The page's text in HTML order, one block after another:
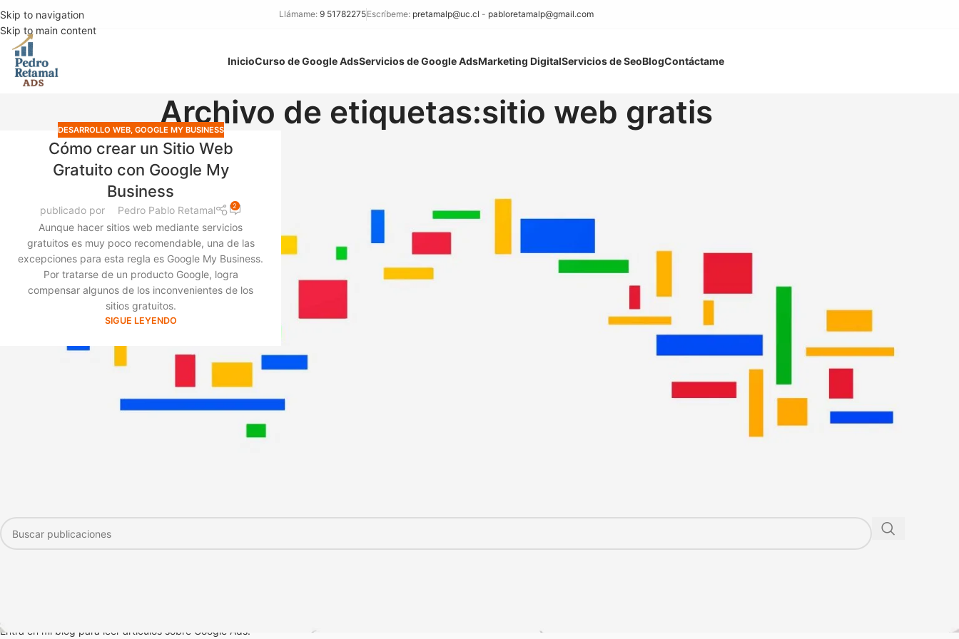
Skip to navigation
Skip to main content
Llámame: 9 51782275Escríbeme: pretamalp@uc.cl - pabloretamalp@gmail.com
InicioCurso de Google AdsServicios de Google AdsMarketing DigitalServicios de SeoBlogContáctame
Archivo de etiquetas:sitio web gratis
DESARROLLO WEB, GOOGLE MY BUSINESS
Cómo crear un Sitio Web
Gratuito con Google My
Business
publicado por Pedro Pablo Retamal 2
Aunque hacer sitios web mediante servicios
gratuitos es muy poco recomendable, una de las
excepciones para esta regla es Google My Business.
Por tratarse de un producto Google, logra
compensar algunos de los inconvenientes de los
sitios gratuitos.
SIGUE LEYENDO
Entra en mi blog para leer artículos sobre Google Ads.